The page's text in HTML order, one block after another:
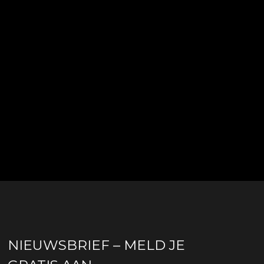
NIEUWSBRIEF – MELD JE